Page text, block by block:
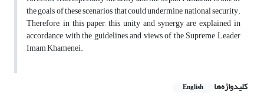
the goals of these scenarios that could undermine national security.
Therefore, in this paper, this unity and synergy are explained in
accordance with the guidelines and views of the Supreme Leader
Imam Khamenei.
کلیدواژه‌ها English